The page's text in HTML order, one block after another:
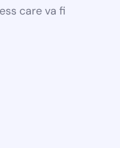
care va fi